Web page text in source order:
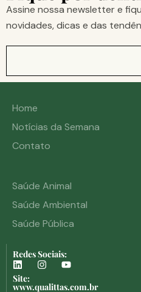
Assine nossa newsletter e
novidades, dicas e das
Home
Notícias da Semana
Contato
Saúde Animal
Saúde Ambiental
Saúde Pública
Redes Sociais:
Site:
www.qualittas.com.br